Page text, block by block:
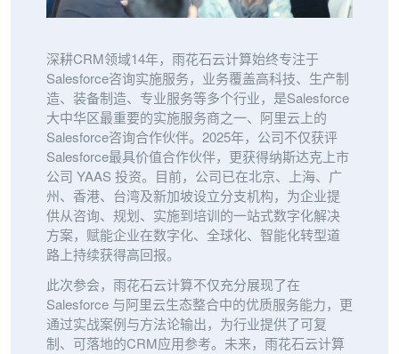
深耕CRM领域14年，雨花石云计算始终专注于
Salesforce咨询实施服务，业务覆盖高科技、生产制
造、装备制造、专业服务等多个行业，是Salesforce
大中华区最重要的实施服务商之一、阿里云上的
Salesforce咨询合作伙伴。2025年，公司不仅获评
Salesforce最具价值合作伙伴，更获得纳斯达克上市
公司 YAAS 投资。目前，公司已在北京、上海、广
州、香港、台湾及新加坡设立分支机构，为企业提
供从咨询、规划、实施到培训的一站式数字化解决
方案，赋能企业在数字化、全球化、智能化转型道
路上持续获得高回报。
此次参会，雨花石云计算不仅充分展现了在
Salesforce 与阿里云生态整合中的优质服务能力，更
通过实战案例与方法论输出，为行业提供了可复
制、可落地的CRM应用参考。未来，雨花石云计算